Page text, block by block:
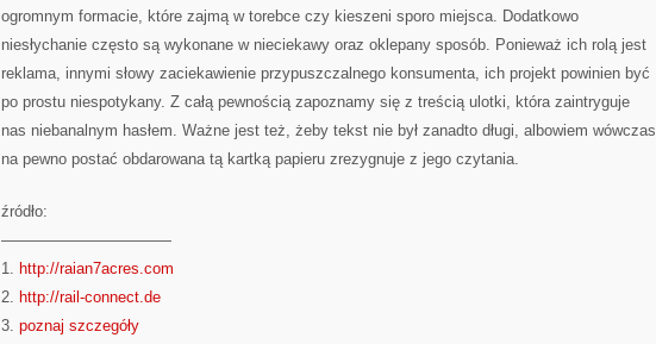
ogromnym formacie, które zajmą w torebce czy kieszeni sporo miejsca. Dodatkowo
niesłychanie często są wykonane w nieciekawy oraz oklepany sposób. Ponieważ ich rolą jest
reklama, innymi słowy zaciekawienie przypuszczalnego konsumenta, ich projekt powinien być
po prostu niespotykany. Z całą pewnością zapoznamy się z treścią ulotki, która zaintryguje
nas niebanalnym hasłem. Ważne jest też, żeby tekst nie był zanadto długi, albowiem wówczas
na pewno postać obdarowana tą kartką papieru zrezygnuje z jego czytania.
źródło:
———————————
1. http://raian7acres.com
2. http://rail-connect.de
3. poznaj szczegóły